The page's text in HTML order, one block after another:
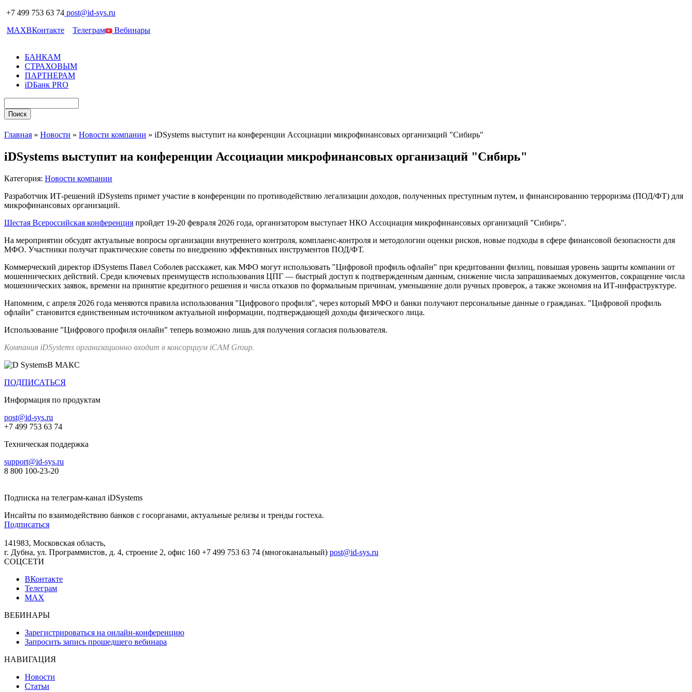
+7 499 753 63 74 post@id-sys.ru
MAXВКонтакте Телеграм Вебинары
БАНКАМ
СТРАХОВЫМ
ПАРТНЕРАМ
iDБанк PRO
Главная » Новости » Новости компании » iDSystems выступит на конференции Ассоциации микрофинансовых организаций "Сибирь"
iDSystems выступит на конференции Ассоциации микрофинансовых организаций "Сибирь"
Категория: Новости компании
Разработчик ИТ-решений iDSystems примет участие в конференции по противодействию легализации доходов, полученных преступным путем, и финансированию терроризма (ПОД/ФТ) для
микрофинансовых организаций.
Шестая Всероссийская конференция пройдет 19-20 февраля 2026 года, организатором выступает НКО Ассоциация микрофинансовых организаций "Сибирь".
На мероприятии обсудят актуальные вопросы организации внутреннего контроля, комплаенс-контроля и методологии оценки рисков, новые подходы в сфере финансовой безопасности для
МФО. Участники получат практические советы по внедрению эффективных инструментов ПОД/ФТ.
Коммерческий директор iDSystems Павел Соболев расскажет, как МФО могут использовать "Цифровой профиль офлайн" при кредитовании физлиц, повышая уровень защиты компании от
мошеннических действий. Среди ключевых преимуществ использования ЦПГ — быстрый доступ к подтвержденным данным, снижение числа запрашиваемых документов, сокращение числа
мошеннических заявок, времени на принятие кредитного решения и числа отказов по формальным причинам, уменьшение доли ручных проверок, а также экономия на ИТ-инфраструктуре.
Напомним, с апреля 2026 года меняются правила использования "Цифрового профиля", через который МФО и банки получают персональные данные о гражданах. "Цифровой профиль
офлайн" становится единственным источником актуальной информации, подтверждающей доходы физического лица.
Использование "Цифрового профиля онлайн" теперь возможно лишь для получения согласия пользователя.
Компания iDSystems организационно входит в консорциум iCAM Group.
В МАКС
ПОДПИСАТЬСЯ
Информация по продуктам
post@id-sys.ru
+7 499 753 63 74
Техническая поддержка
support@id-sys.ru
8 800 100-23-20
Подписка на телеграм-канал iDSystems
Инсайты по взаимодействию банков с госорганами, актуальные релизы и тренды гостеха.
Подписаться
141983, Московская область,
г. Дубна, ул. Программистов, д. 4, строение 2, офис 160 +7 499 753 63 74 (многоканальный) post@id-sys.ru
СОЦСЕТИ
ВКонтакте
Телеграм
MAX
ВЕБИНАРЫ
Зарегистрироваться на онлайн-конференцию
Запросить запись прошедшего вебинара
НАВИГАЦИЯ
Новости
Статьи